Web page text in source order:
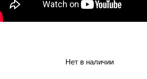
Нет в наличии